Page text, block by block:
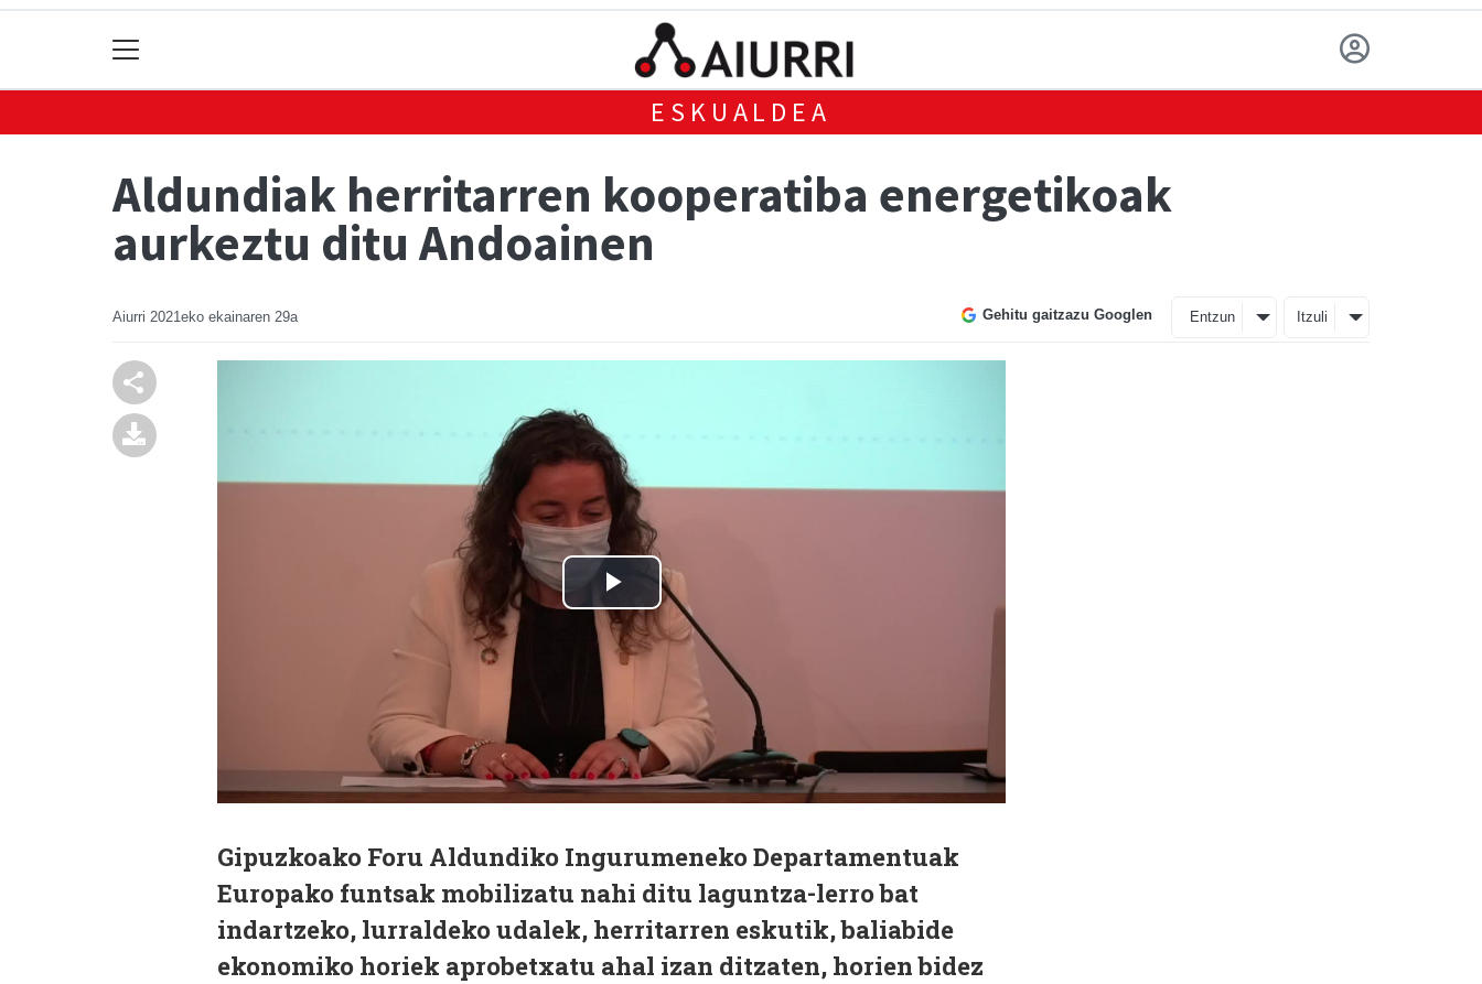
ESKUALDEA
Aldundiak herritarren kooperatiba energetikoak
aurkeztu ditu Andoainen
Aiurri 2021eko ekainaren 29a Gehitu gaitzazu Googlen Entzun Itzuli
Gipuzkoako Foru Aldundiko Ingurumeneko Departamentuak
Europako funtsak mobilizatu nahi ditu laguntza-lerro bat
indartzeko, lurraldeko udalek, herritarren eskutik, baliabide
ekonomiko horiek aprobetxatu ahal izan ditzaten, horien bidez